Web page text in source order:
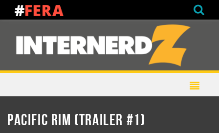
PACIFIC RIM (TRAILER #1)